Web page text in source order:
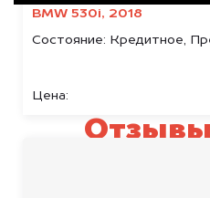
BMW 530i, 2018
Состояние: Кредитное,
Цена: